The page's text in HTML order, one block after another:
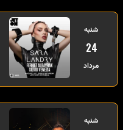
شنبه
24
مرداد
شنبه